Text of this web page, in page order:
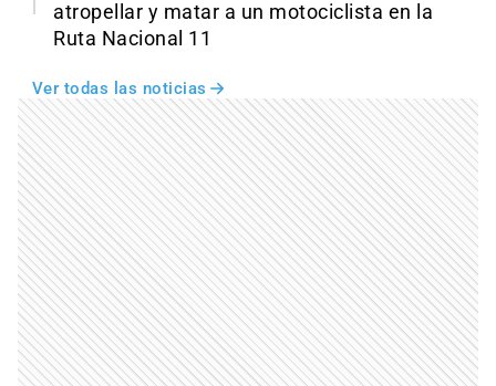
atropellar y matar a un motociclista en la
Ruta Nacional 11
Ver todas las noticias